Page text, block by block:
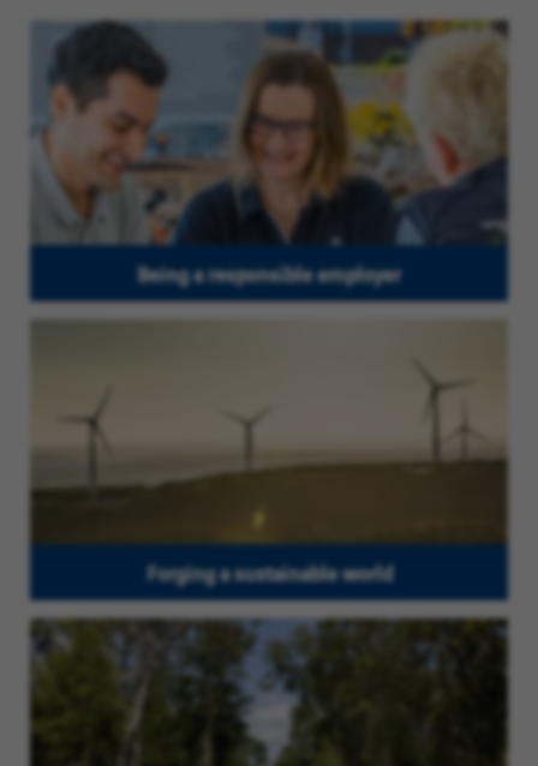
Being a responsible employer
Forging a sustainable world